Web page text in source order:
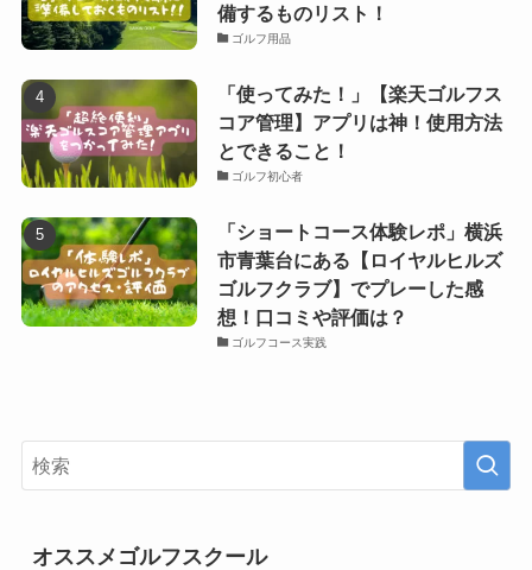
備するものリスト！
ゴルフ用品
「使ってみた！」【楽天ゴルフス
コア管理】アプリは神！使用方法
とできること！
ゴルフ初心者
「ショートコース体験レポ」横浜
市青葉台にある【ロイヤルヒルズ
ゴルフクラブ】でプレーした感
想！口コミや評価は？
ゴルフコース実践
オススメゴルフスクール